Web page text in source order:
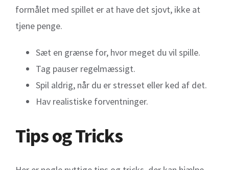
formålet med spillet er at have det sjovt, ikke at
tjene penge.
Sæt en grænse for, hvor meget du vil spille.
Tag pauser regelmæssigt.
Spil aldrig, når du er stresset eller ked af det.
Hav realistiske forventninger.
Tips og Tricks